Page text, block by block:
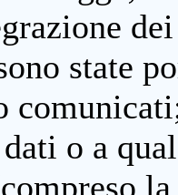
state
o a